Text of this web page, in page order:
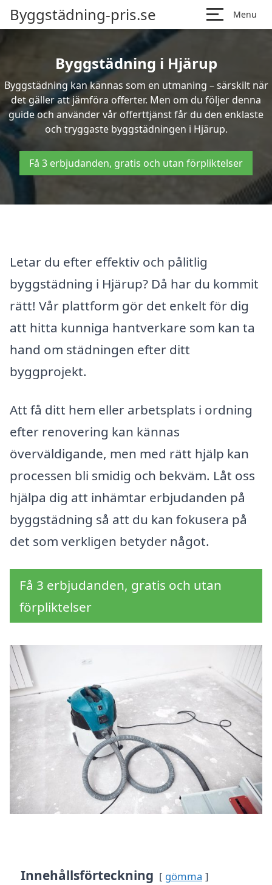
Byggstädning-pris.se Menu
Byggstädning i Hjärup
Byggstädning kan kännas som en utmaning – särskilt när
det gäller att jämföra offerter. Men om du följer denna
guide och använder vår offerttjänst får du den enklaste
och tryggaste byggstädningen i Hjärup.
Få 3 erbjudanden, gratis och utan förpliktelser
Letar du efter effektiv och pålitlig
byggstädning i Hjärup? Då har du kommit
rätt! Vår plattform gör det enkelt för dig
att hitta kunniga hantverkare som kan ta
hand om städningen efter ditt
byggprojekt.
Att få ditt hem eller arbetsplats i ordning
efter renovering kan kännas
överväldigande, men med rätt hjälp kan
processen bli smidig och bekväm. Låt oss
hjälpa dig att inhämtar erbjudanden på
byggstädning så att du kan fokusera på
det som verkligen betyder något.
Få 3 erbjudanden, gratis och utan
förpliktelser
Innehållsförteckning gömma